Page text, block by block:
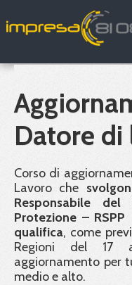
Datore di
Corso di
Lavoro che
Responsabile
Protezione – RSPP
qualifica, come
Regioni del 17
aggiornamento per
medio e alto.